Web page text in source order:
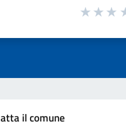
il comune